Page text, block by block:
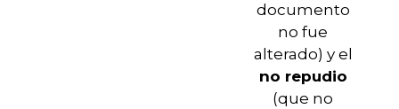
documento
no fue
alterado) y el
no repudio
(que no